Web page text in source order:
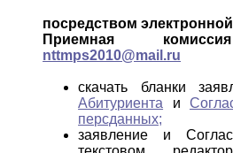
посредством
Приемная
nttmps2010@mail.ru
скачать бланки
Абитуриента
и
персданных;
заявление и